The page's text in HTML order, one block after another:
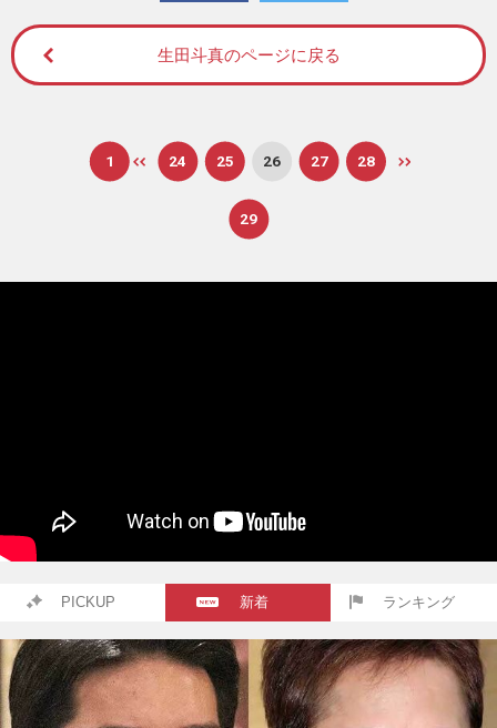
生田斗真のページに戻る
1 24 25 26 27 28
29
PICKUP 新着 ランキング